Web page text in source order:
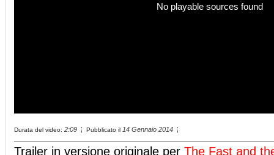
No playable sources found
Durata del video: 2:09 Pubblicato il 14 Gennaio 2014
Trailer in versione originale per The Fast and